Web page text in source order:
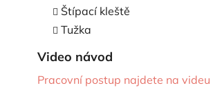
Štípací kleště
Tužka
Video návod
Pracovní postup najdete na videu